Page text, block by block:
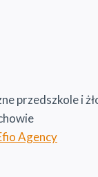
przedszkole i
Agency